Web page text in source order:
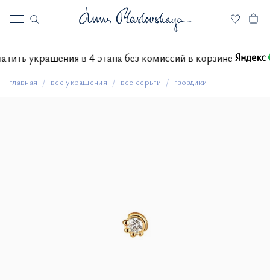
украшения в 4 этапа без комиссий в корзине
главная все украшения все серьги гвоздики